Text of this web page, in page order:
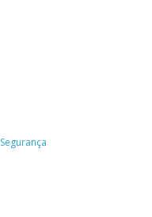
Segurança